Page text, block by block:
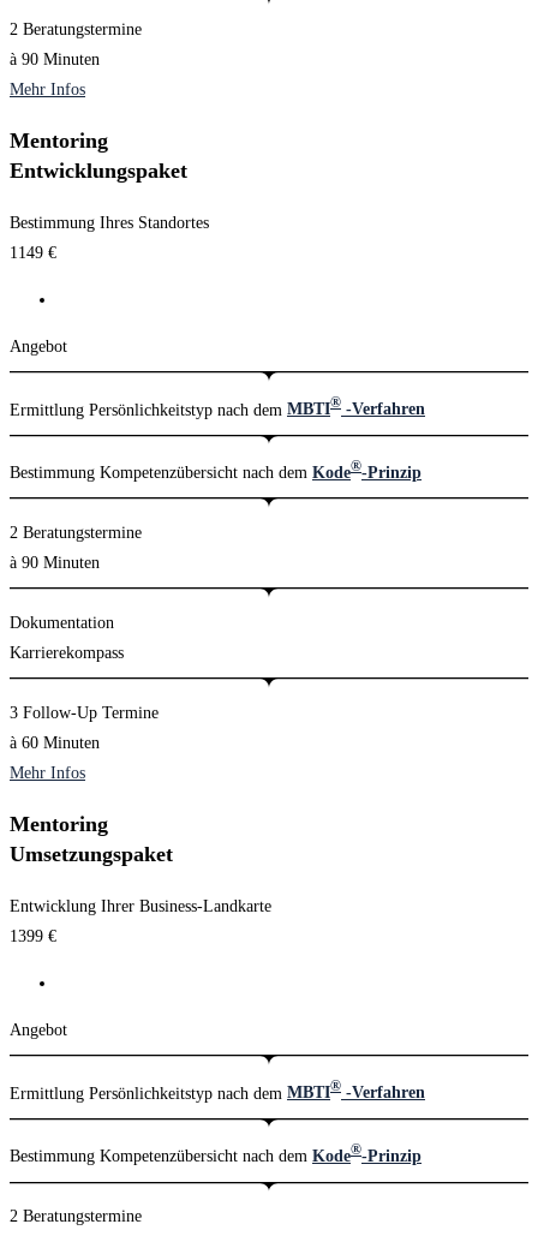
2 Beratungstermine
à 90 Minuten
Mehr Infos
Mentoring
Entwicklungspaket
Bestimmung Ihres Standortes
1149 €
Angebot
Ermittlung Persönlichkeitstyp nach dem MBTI® -Verfahren
Bestimmung Kompetenzübersicht nach dem Kode®-Prinzip
2 Beratungstermine
à 90 Minuten
Dokumentation
Karrierekompass
3 Follow-Up Termine
à 60 Minuten
Mehr Infos
Mentoring
Umsetzungspaket
Entwicklung Ihrer Business-Landkarte
1399 €
Angebot
Ermittlung Persönlichkeitstyp nach dem MBTI® -Verfahren
Bestimmung Kompetenzübersicht nach dem Kode®-Prinzip
2 Beratungstermine